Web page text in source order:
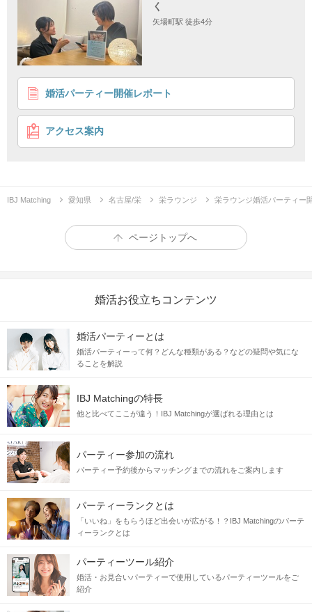
く
矢場町駅 徒歩4分
婚活パーティー開催レポート
アクセス案内
IBJ Matching 愛知県 名古屋/栄 栄ラウンジ 栄ラウンジ婚活パーティー
ページトップへ
婚活お役立ちコンテンツ
婚活パーティーとは
婚活パーティーって何？どんな種類がある？などの疑問や気にな
ることを解説
IBJ Matchingの特長
他と比べてここが違う！IBJ Matchingが選ばれる理由とは
パーティー参加の流れ
パーティー予約後からマッチングまでの流れをご案内します
パーティーランクとは
「いいね」をもらうほど出会いが広がる！？IBJ Matchingのパーテ
ィーランクとは
パーティーツール紹介
婚活・お見合いパーティーで使用しているパーティーツールをご
紹介